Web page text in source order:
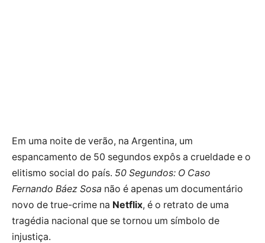
Em uma noite de verão, na Argentina, um
espancamento de 50 segundos expôs a crueldade e o
elitismo social do país. 50 Segundos: O Caso
Fernando Báez Sosa não é apenas um documentário
novo de true-crime na Netflix, é o retrato de uma
tragédia nacional que se tornou um símbolo de
injustiça.